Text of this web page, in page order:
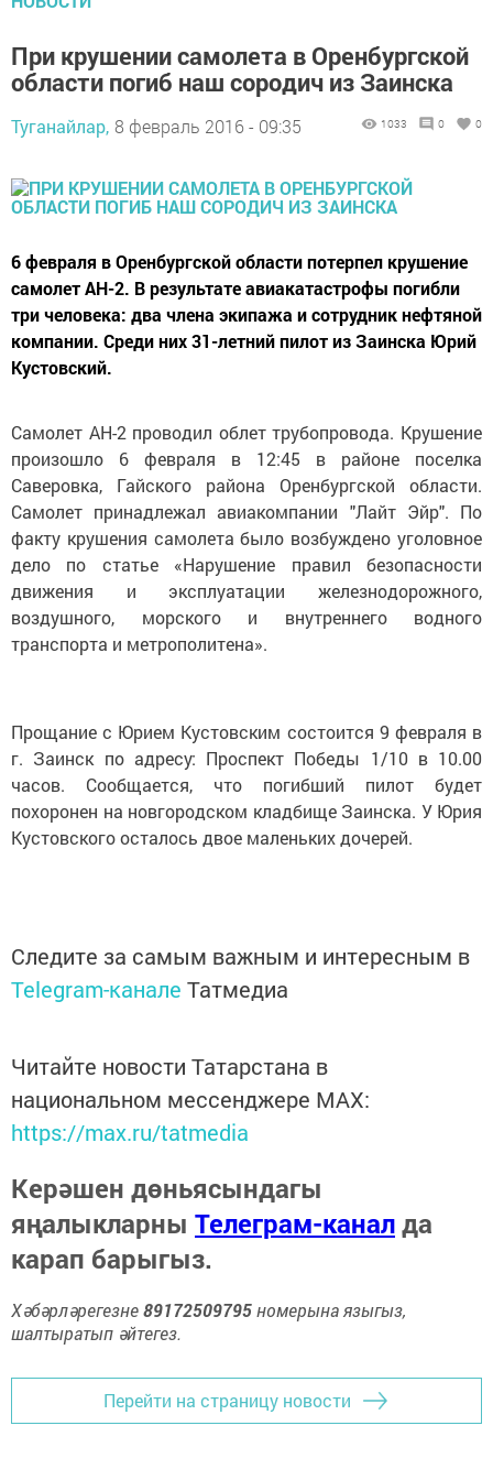
При крушении самолета в Оренбургской
области погиб наш сородич из Заинска
Туганайлар, 8 февраль 2016 - 09:35 1033 0 0
6 февраля в Оренбургской области потерпел крушение
самолет АН-2. В результате авиакатастрофы погибли
три человека: два члена экипажа и сотрудник нефтяной
компании. Среди них 31-летний пилот из Заинска Юрий
Кустовский.
Самолет АН-2 проводил облет трубопровода. Крушение
произошло 6 февраля в 12:45 в районе поселка
Саверовка, Гайского района Оренбургской области.
Самолет принадлежал авиакомпании "Лайт Эйр". По
факту крушения самолета было возбуждено уголовное
дело по статье «Нарушение правил безопасности
движения и эксплуатации железнодорожного,
воздушного, морского и внутреннего водного
транспорта и метрополитена».
Прощание с Юрием Кустовским состоится 9 февраля в
г. Заинск по адресу: Проспект Победы 1/10 в 10.00
часов. Сообщается, что погибший пилот будет
похоронен на новгородском кладбище Заинска. У Юрия
Кустовского осталось двое маленьких дочерей.
Следите за самым важным и интересным в
Telegram-канале Татмедиа
Читайте новости Татарстана в
национальном мессенджере MАХ:
https://max.ru/tatmedia
Керәшен дөньясындагы
яңалыкларны Телеграм-каналда
карап барыгыз.
Хәбәрләрегезне89172509795номерына языгыз,
шалтыратып әйтегез.
Перейти на страницу новости